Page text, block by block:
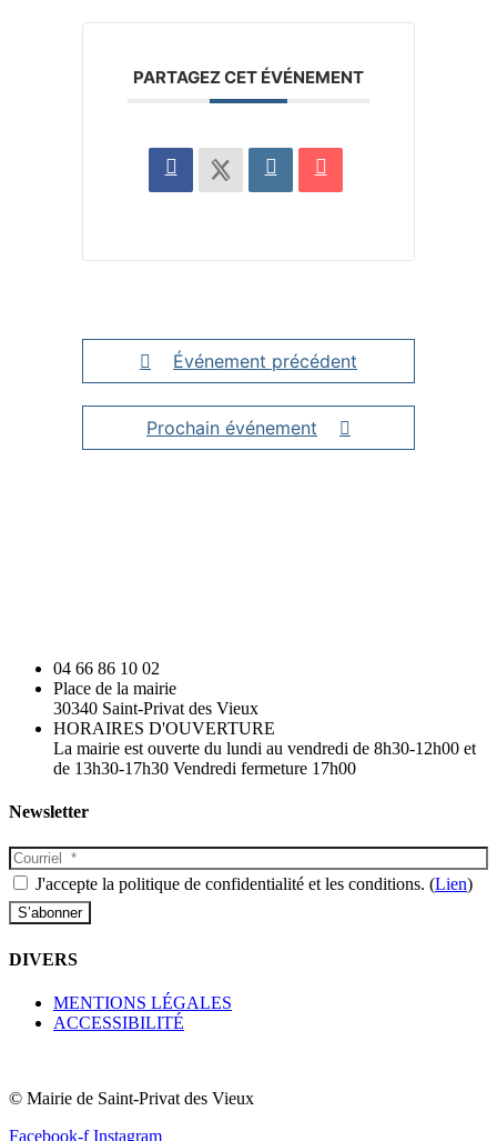
PARTAGEZ CET ÉVÉNEMENT
Événement précédent
Prochain événement
04 66 86 10 02
Place de la mairie
30340 Saint-Privat des Vieux
HORAIRES D'OUVERTURE
La mairie est ouverte du lundi au vendredi de 8h30-12h00 et
de 13h30-17h30 Vendredi fermeture 17h00
Newsletter
J'accepte la politique de confidentialité et les conditions. (Lien)
DIVERS
MENTIONS LÉGALES
ACCESSIBILITÉ
© Mairie de Saint-Privat des Vieux​
Facebook-f Instagram